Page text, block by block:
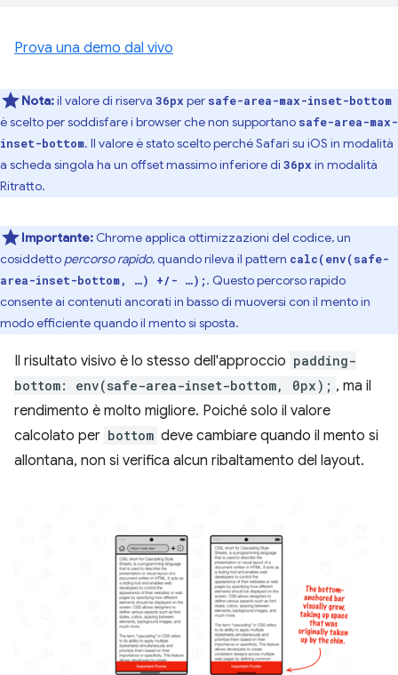
Prova una demo dal vivo
Nota:il valore di riserva 36px per safe-area-max-inset-bottom
è scelto per soddisfare i browser che non supportano safe-area-max-
inset-bottom. Il valore è stato scelto perché Safari su iOS in modalità
a scheda singola ha un offset massimo inferiore di 36px in modalità
Ritratto.
Importante: Chrome applica ottimizzazioni del codice, un
cosiddetto percorso rapido, quando rileva il pattern calc(env(safe-
area-inset-bottom, …) +/- …);. Questo percorso rapido
consente ai contenuti ancorati in basso di muoversi con il mento in
modo efficiente quando il mento si sposta.
Il risultato visivo è lo stesso dell'approccio padding-
bottom: env(safe-area-inset-bottom, 0px); , ma il
rendimento è molto migliore. Poiché solo il valore
calcolato per bottom deve cambiare quando il mento si
allontana, non si verifica alcun ribaltamento del layout.